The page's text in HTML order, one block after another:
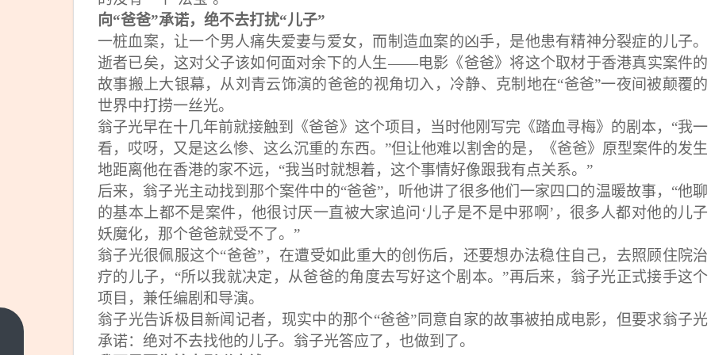
向“爸爸”承诺，绝不去打扰“儿子”
一桩血案，让一个男人痛失爱妻与爱女，而制造血案的凶手，是他患有精神分裂症的儿子。
逝者已矣，这对父子该如何面对余下的人生——电影《爸爸》将这个取材于香港真实案件的
故事搬上大银幕，从刘青云饰演的爸爸的视角切入，冷静、克制地在“爸爸”一夜间被颠覆的
世界中打捞一丝光。
翁子光早在十几年前就接触到《爸爸》这个项目，当时他刚写完《踏血寻梅》的剧本，“我一
看，哎呀，又是这么惨、这么沉重的东西。”但让他难以割舍的是，《爸爸》原型案件的发生
地距离他在香港的家不远，“我当时就想着，这个事情好像跟我有点关系。”
后来，翁子光主动找到那个案件中的“爸爸”，听他讲了很多他们一家四口的温暖故事，“他聊
的基本上都不是案件，他很讨厌一直被大家追问‘儿子是不是中邪啊’，很多人都对他的儿子
妖魔化，那个爸爸就受不了。”
翁子光很佩服这个“爸爸”，在遭受如此重大的创伤后，还要想办法稳住自己，去照顾住院治
疗的儿子，“所以我就决定，从爸爸的角度去写好这个剧本。”再后来，翁子光正式接手这个
项目，兼任编剧和导演。
翁子光告诉极目新闻记者，现实中的那个“爸爸”同意自家的故事被拍成电影，但要求翁子光
承诺：绝对不去找他的儿子。翁子光答应了，也做到了。